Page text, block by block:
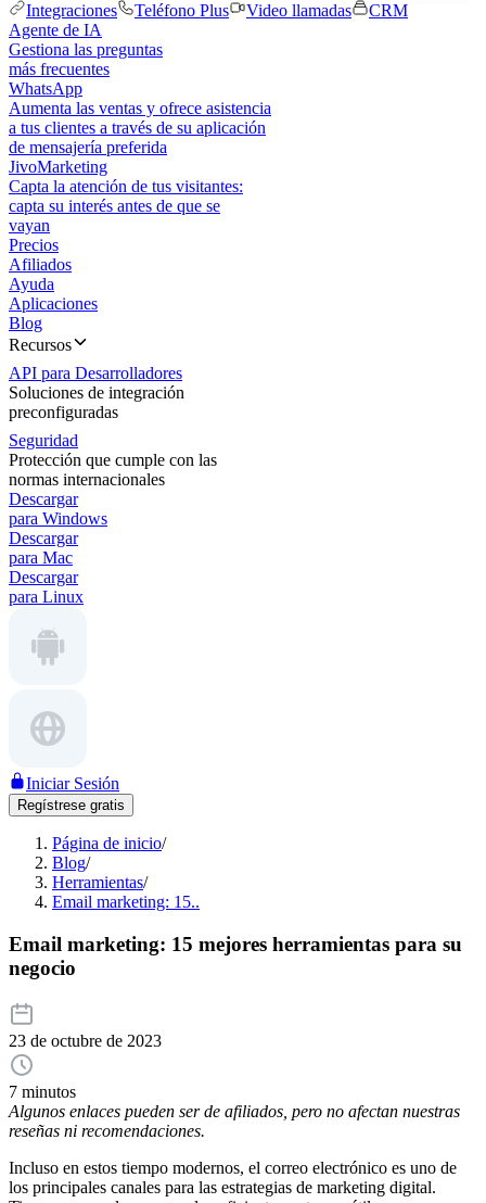
Integraciones
Teléfono Plus Video llamadas
CRM
Agente de IA
Gestiona las preguntas
más frecuentes
WhatsApp
Aumenta las ventas y ofrece asistencia
a tus clientes a través de su aplicación
de mensajería preferida
JivoMarketing
Capta la atención de tus visitantes:
capta su interés antes de que se
vayan
Precios
Afiliados
Ayuda
Aplicaciones
Blog
Recursos
API para Desarrolladores
Soluciones de integración
preconfiguradas
Seguridad
Protección que cumple con las
normas internacionales
Descargar
para Windows
Descargar
para Mac
Descargar
para Linux
Iniciar Sesión
Regístrese gratis
Página de inicio/
Blog/
Herramientas/
Email marketing: 15..
Email marketing: 15 mejores herramientas para su
negocio
23 de octubre de 2023
7 minutos
Algunos enlaces pueden ser de afiliados, pero no afectan nuestras
reseñas ni recomendaciones.
Incluso en estos tiempo modernos, el correo electrónico es uno de
los principales canales para las estrategias de marketing digital.